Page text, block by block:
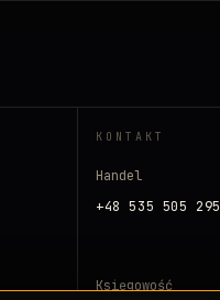
KONTAKT
Handel
+48 535 505 295
Księgowość